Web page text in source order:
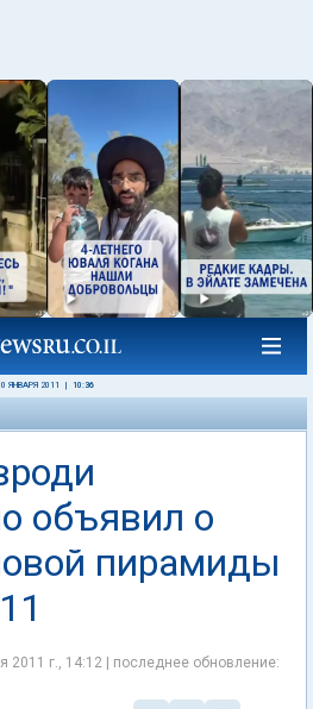
ЯНВАРЯ 2011 10:36
объявил о
пирамиды
2011 г., 14:12 | последнее обновление: